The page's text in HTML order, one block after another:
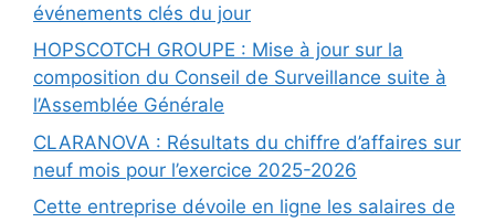
événements clés du jour
HOPSCOTCH GROUPE : Mise à jour sur la
composition du Conseil de Surveillance suite à
l’Assemblée Générale
CLARANOVA : Résultats du chiffre d’affaires sur
neuf mois pour l’exercice 2025-2026
Cette entreprise dévoile en ligne les salaires de